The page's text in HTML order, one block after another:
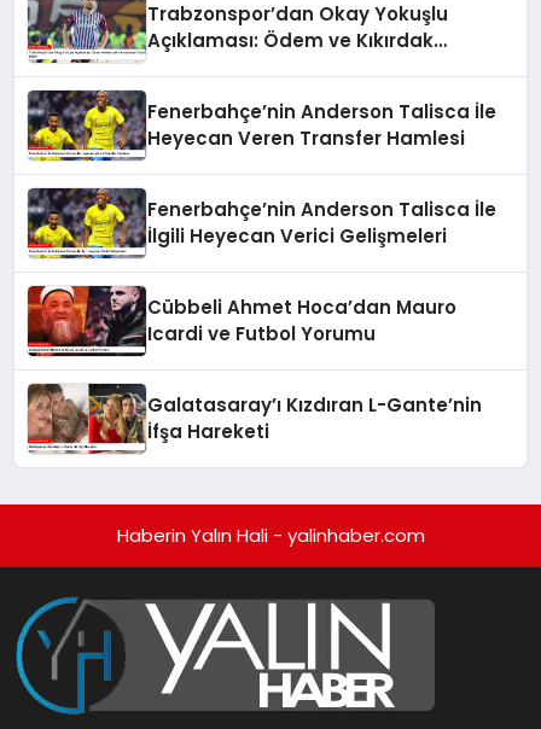
Trabzonspor’dan Okay Yokuşlu
Açıklaması: Ödem ve Kıkırdak
Fenerbahçe’nin Anderson Talisca İle
Heyecan Veren Transfer Hamlesi
Fenerbahçe’nin Anderson Talisca İle
İlgili Heyecan Verici Gelişmeleri
Cübbeli Ahmet Hoca’dan Mauro
Icardi ve Futbol Yorumu
Galatasaray’ı Kızdıran L-Gante’nin
İfşa Hareketi
Haberin Yalın Hali - yalinhaber.com